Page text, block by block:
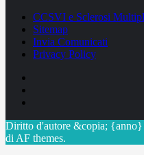
CCSVI e Sclerosi
Sitemap
Invia Comunicati
Privacy Policy
Diritto d'autore &copia;
di AF themes.